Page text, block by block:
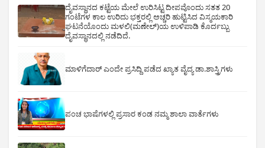
ದೈವಸ್ಥಾನದ ಕಟ್ಟೆಯ ಮೇಲೆ ಉರಿಸಿಟ್ಟ ದೀಪವೊಂದು ಸತತ 20
ಗಂಟೆಗಳ ಕಾಲ ಉರಿದು ಭಕ್ತರಲ್ಲಿ ಅಚ್ಚರಿ ಹುಟ್ಟಿಸಿದ ವಿಸ್ಮಯಕಾರಿ
ಘಟನೆಯೊಂದು ಮಳಲಿ(ಮಣೇಲ್)ಯ ಉಳಿಪಾಡಿ ಕೊರ್ದಬ್ಬು
ದೈವಸ್ಥಾನದಲ್ಲಿ ನಡೆದಿದೆ.
ಮಾಳಿಗೆದಾರ್ ಎಂದೇ ಪ್ರಸಿದ್ದಿ ಪಡೆದ ಖ್ಯಾತ ವೈದ್ಯ ಡಾ.ಶಾಸ್ತ್ರಿಗಳು
ಪಂಚ ಭಾಷೆಗಳಲ್ಲಿ ಪ್ರಸಾರ ಕಂಡ ನಮ್ಮ ಶಾಲಾ ವಾರ್ತೆಗಳು